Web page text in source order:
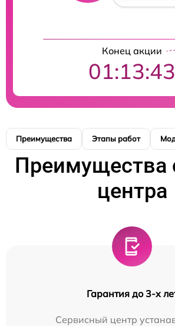
Конец акции
01:13:42
Преимущества Этапы работ
Преимущества
центра
Гарантия до 3-х
Сервисный центр